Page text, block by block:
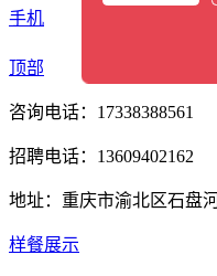
手机
顶部
咨询电话：17338388561
招聘电话：13609402162
地址：重庆市渝北区石盘
样餐展示